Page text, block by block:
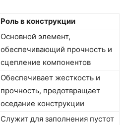
Роль в конструкции
Основной элемент,
обеспечивающий прочность и
сцепление компонентов
Обеспечивает жесткость и
прочность, предотвращает
оседание конструкции
Служит для заполнения пустот